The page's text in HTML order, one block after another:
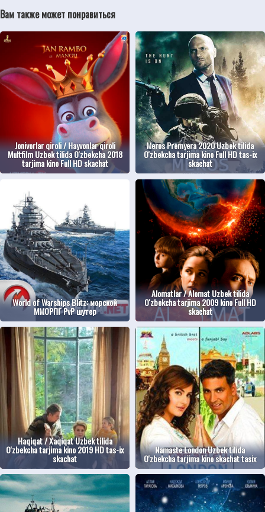
Вам также может понравиться
Jonivorlar qiroli / Hayvonlar qiroli
Multfilm Uzbek tilida O'zbekcha 2018
tarjima kino Full HD skachat
Meros Premyera 2020 Uzbek tilida
O'zbekcha tarjima kino Full HD tas-ix
skachat
World of Warships Blitz: морской
ММОРПГ PvP шутер
Alomatlar / Alomat Uzbek tilida
O'zbekcha tarjima 2009 kino Full HD
skachat
Haqiqat / Xaqiqat Uzbek tilida
O'zbekcha tarjima kino 2019 HD tas-ix
skachat
Namaste London Uzbek tilida
O'zbekcha tarjima kino skachat tasix